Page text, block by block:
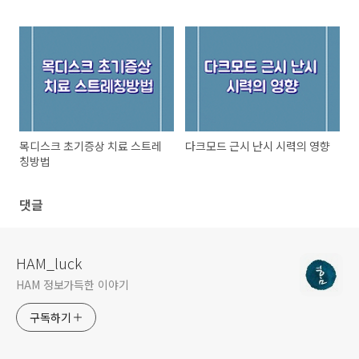
목디스크 초기증상 치료 스트레
칭방법
다크모드 근시 난시 시력의 영향
댓글
HAM_luck
HAM 정보가득한 이야기
구독하기